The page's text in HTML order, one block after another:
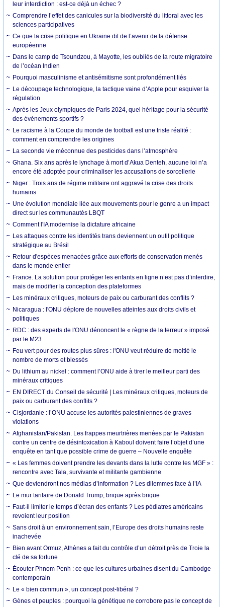
leur interdiction : est-ce déjà un échec ?
Comprendre l’effet des canicules sur la biodiversité du littoral avec les
sciences participatives
Ce que la crise politique en Ukraine dit de l’avenir de la défense
européenne
Dans le camp de Tsoundzou, à Mayotte, les oubliés de la route migratoire
de l’océan Indien
Pourquoi masculinisme et antisémitisme sont profondément liés
Le découpage technologique, la tactique vaine d’Apple pour esquiver la
régulation
Après les Jeux olympiques de Paris 2024, quel héritage pour la sécurité
des évènements sportifs ?
Le racisme à la Coupe du monde de football est une triste réalité :
comment en comprendre les origines
La seconde vie méconnue des pesticides dans l’atmosphère
Ghana. Six ans après le lynchage à mort d’Akua Denteh, aucune loi n’a
encore été adoptée pour criminaliser les accusations de sorcellerie
Niger : Trois ans de régime militaire ont aggravé la crise des droits
humains
Une évolution mondiale liée aux mouvements pour le genre a un impact
direct sur les communautés LBQT
Comment l'IA modernise la dictature africaine
Les attaques contre les identités trans deviennent un outil politique
stratégique au Brésil
Retour d'espèces menacées grâce aux efforts de conservation menés
dans le monde entier
France. La solution pour protéger les enfants en ligne n’est pas d’interdire,
mais de modifier la conception des plateformes
Les minéraux critiques, moteurs de paix ou carburant des conflits ?
Nicaragua : l'ONU déplore de nouvelles atteintes aux droits civils et
politiques
RDC : des experts de l'ONU dénoncent le « règne de la terreur » imposé
par le M23
Feu vert pour des routes plus sûres : l'ONU veut réduire de moitié le
nombre de morts et blessés
Du lithium au nickel : comment l’ONU aide à tirer le meilleur parti des
minéraux critiques
EN DIRECT du Conseil de sécurité | Les minéraux critiques, moteurs de
paix ou carburant des conflits ?
Cisjordanie : l’ONU accuse les autorités palestiniennes de graves
violations
Afghanistan/Pakistan. Les frappes meurtrières menées par le Pakistan
contre un centre de désintoxication à Kaboul doivent faire l’objet d’une
enquête en tant que possible crime de guerre – Nouvelle enquête
« Les femmes doivent prendre les devants dans la lutte contre les MGF » :
rencontre avec Tala, survivante et militante gambienne
Que deviendront nos médias d’information ? Les dilemmes face à l’IA
Le mur tarifaire de Donald Trump, brique après brique
Faut-il limiter le temps d’écran des enfants ? Les pédiatres américains
revoient leur position
Sans droit à un environnement sain, l’Europe des droits humains reste
inachevée
Bien avant Ormuz, Athènes a fait du contrôle d’un détroit près de Troie la
clé de sa fortune
Écouter Phnom Penh : ce que les cultures urbaines disent du Cambodge
contemporain
Le « bien commun », un concept post-libéral ?
Gènes et peuples : pourquoi la génétique ne corrobore pas le concept de